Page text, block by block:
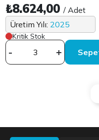
₺8.624,00/ Adet
Üretim Yılı: 2025
Kritik Stok
- +